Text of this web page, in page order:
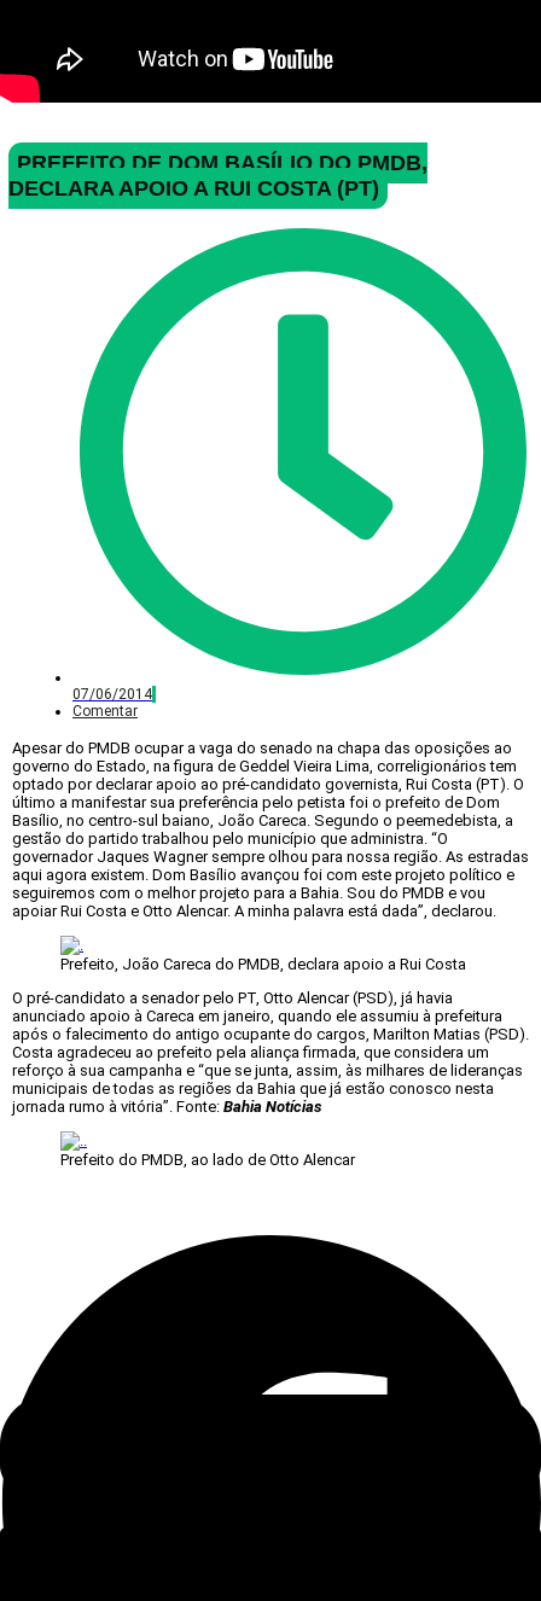
PREFEITO DE DOM BASÍLIO DO PMDB,
DECLARA APOIO A RUI COSTA (PT)
07/06/2014
Comentar
Apesar do PMDB ocupar a vaga do senado na chapa das oposições ao
governo do Estado, na figura de Geddel Vieira Lima, correligionários tem
optado por declarar apoio ao pré-candidato governista, Rui Costa (PT). O
último a manifestar sua preferência pelo petista foi o prefeito de Dom
Basílio, no centro-sul baiano, João Careca. Segundo o peemedebista, a
gestão do partido trabalhou pelo município que administra. “O
governador Jaques Wagner sempre olhou para nossa região. As estradas
aqui agora existem. Dom Basílio avançou foi com este projeto político e
seguiremos com o melhor projeto para a Bahia. Sou do PMDB e vou
apoiar Rui Costa e Otto Alencar. A minha palavra está dada”, declarou.
Prefeito, João Careca do PMDB, declara apoio a Rui Costa
O pré-candidato a senador pelo PT, Otto Alencar (PSD), já havia
anunciado apoio à Careca em janeiro, quando ele assumiu à prefeitura
após o falecimento do antigo ocupante do cargos, Marilton Matias (PSD).
Costa agradeceu ao prefeito pela aliança firmada, que considera um
reforço à sua campanha e “que se junta, assim, às milhares de lideranças
municipais de todas as regiões da Bahia que já estão conosco nesta
jornada rumo à vitória”. Fonte: Bahia Notícias
Prefeito do PMDB, ao lado de Otto Alencar